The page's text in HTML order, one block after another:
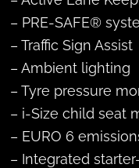
– PRE-SAFE®
– Traffic Sign Assist
– Ambient lighting
– Tyre pressure
– i-Size child seat
– EURO 6
– Integrated